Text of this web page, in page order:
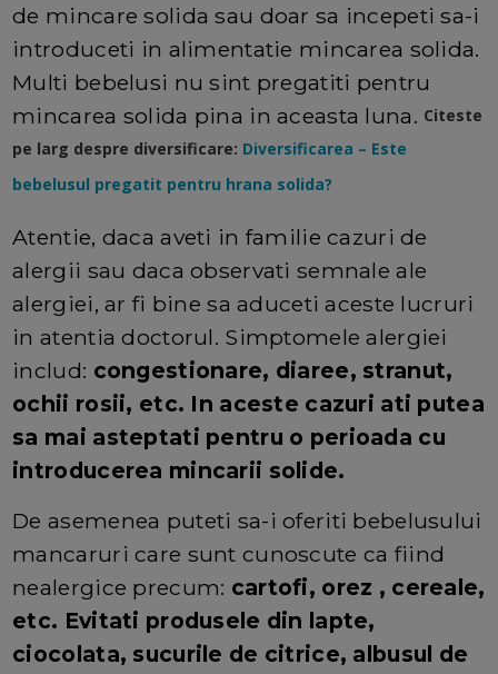
de mincare solida sau doar sa incepeti sa-i
introduceti in alimentatie mincarea solida.
Multi bebelusi nu sint pregatiti pentru
mincarea solida pina in aceasta luna. Citeste
pe larg despre diversificare: Diversificarea – Este
bebelusul pregatit pentru hrana solida?
Atentie, daca aveti in familie cazuri de
alergii sau daca observati semnale ale
alergiei, ar fi bine sa aduceti aceste lucruri
in atentia doctorul. Simptomele alergiei
includ: congestionare, diaree, stranut,
ochii rosii, etc. In aceste cazuri ati putea
sa mai asteptati pentru o perioada cu
introducerea mincarii solide.
De asemenea puteti sa-i oferiti bebelusului
mancaruri care sunt cunoscute ca fiind
nealergice precum: cartofi, orez , cereale,
etc. Evitati produsele din lapte,
ciocolata, sucurile de citrice, albusul de